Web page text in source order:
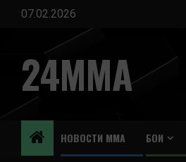
Перейти
содержимому
07.02.2026
24MMA
НОВОСТИ ММА БОИ